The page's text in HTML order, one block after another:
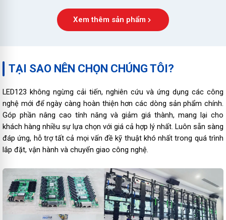
Xem thêm sản phẩm
TẠI SAO NÊN CHỌN CHÚNG TÔI?
LED123 không ngừng cải tiến, nghiên cứu và ứng dụng các công
nghệ mới để ngày càng hoàn thiện hơn các dòng sản phẩm chính.
Góp phần nâng cao tính năng và giảm giá thành, mang lại cho
khách hàng nhiều sự lựa chọn với giá cả hợp lý nhất. Luôn sẵn sàng
đáp ứng, hỗ trợ tất cả mọi vấn đề kỹ thuật khó nhất trong quá trình
lắp đặt, vận hành và chuyển giao công nghệ.